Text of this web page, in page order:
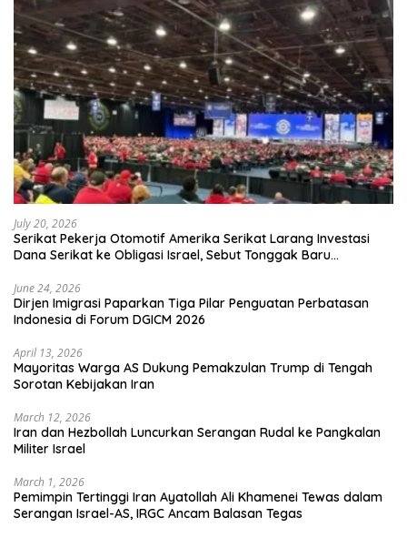
July 20, 2026
Serikat Pekerja Otomotif Amerika Serikat Larang Investasi
Dana Serikat ke Obligasi Israel, Sebut Tonggak Baru
June 24, 2026
Dirjen Imigrasi Paparkan Tiga Pilar Penguatan Perbatasan
Indonesia di Forum DGICM 2026
April 13, 2026
Mayoritas Warga AS Dukung Pemakzulan Trump di Tengah
Sorotan Kebijakan Iran
March 12, 2026
Iran dan Hezbollah Luncurkan Serangan Rudal ke Pangkalan
Militer Israel
March 1, 2026
Pemimpin Tertinggi Iran Ayatollah Ali Khamenei Tewas dalam
Serangan Israel-AS, IRGC Ancam Balasan Tegas